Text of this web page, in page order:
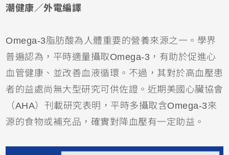
潮健康／外電編譯
Omega-3脂肪酸為人體重要的營養來源之一。學界
普遍認為，平時適量攝取Omega-3，有助於促進心
血管健康、並改善血液循環。不過，其對於高血壓患
者的益處尚無大型研究可供佐證。近期美國心臟協會
（AHA）刊載研究表明，平時多攝取含Omega-3來
源的食物或補充品，確實對降血壓有一定助益。